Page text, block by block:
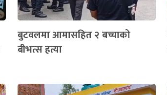
बुटवलमा आमासहित २ बच्चाको
बीभत्स हत्या